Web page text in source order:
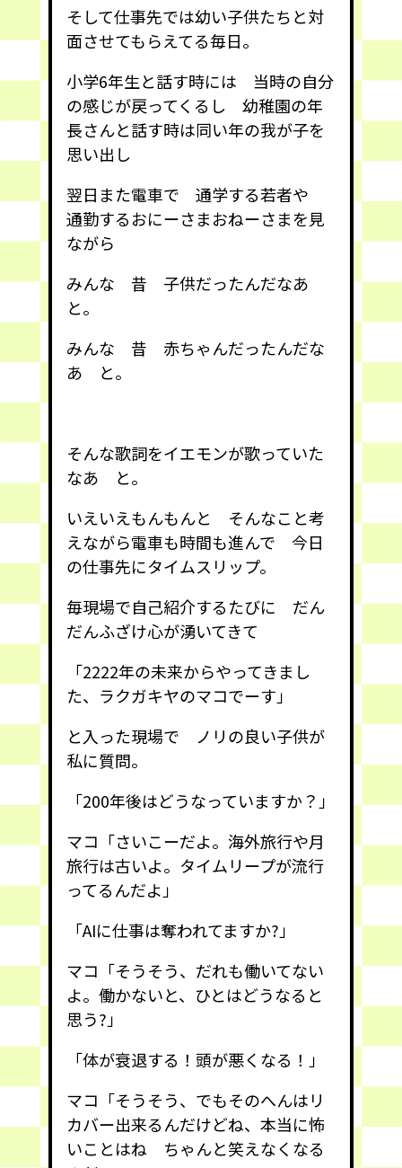
そして仕事先では幼い子供たちと対
面させてもらえてる毎日。
小学6年生と話す時には 当時の自分
の感じが戻ってくるし 幼稚園の年
長さんと話す時は同い年の我が子を
思い出し
翌日また電車で 通学する若者や
通勤するおにーさまおねーさまを見
ながら
みんな 昔 子供だったんだなあ
と。
みんな 昔 赤ちゃんだったんだな
あ と。
そんな歌詞をイエモンが歌っていた
なあ と。
いえいえもんもんと そんなこと考
えながら電車も時間も進んで 今日
の仕事先にタイムスリップ。
毎現場で自己紹介するたびに だん
だんふざけ心が湧いてきて
「2222年の未来からやってきまし
た、ラクガキヤのマコでーす」
と入った現場で ノリの良い子供が
私に質問。
「200年後はどうなっていますか？」
マコ「さいこーだよ。海外旅行や月
旅行は古いよ。タイムリープが流行
ってるんだよ」
「AIに仕事は奪われてますか?」
マコ「そうそう、だれも働いてない
よ。働かないと、ひとはどうなると
思う?」
「体が衰退する！頭が悪くなる！」
マコ「そうそう、でもそのへんはリ
カバー出来るんだけどね、本当に怖
いことはね ちゃんと笑えなくなる